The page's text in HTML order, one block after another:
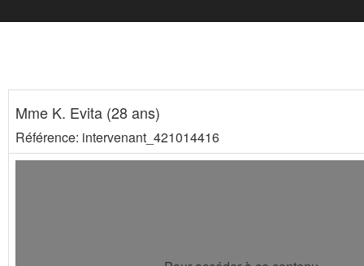
Mme K. Evita (28 ans)
Référence: intervenant_421014416